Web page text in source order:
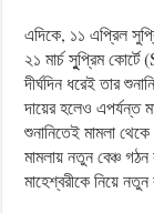
এদিকে, ১১ এপ্রিল
২১ মার্চ সুুপ্রিম
দীর্ঘদিন ধরেই তার
দায়ের হলেও এপর্যন্ত
শুনানিতেই মামলা
মামলায় নতুন বেঞ্চ
মাহেশ্বরীকে নিয়ে